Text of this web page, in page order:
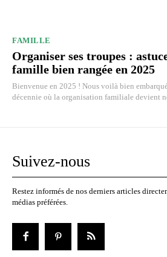
FAMILLE
Organiser ses troupes :
famille bien rangée en 2025
Bienvenue en 2025 ! Nous voilà bien
décennie où la organisation familiale devient
Suivez-nous
Restez informés de nos derniers articles
médias préférées.